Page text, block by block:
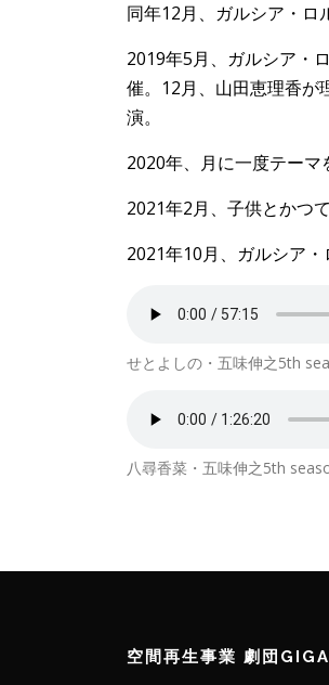
同年12月、ガルシア・ロ
2019年5月、ガルシア・
催。12月、山田恵理香が
演。
2020年、月に一度テーマ
2021年2月、子供とかつ
2021年10月、ガルシア
せとよしの・五味伸之5th
八尋香菜・五味伸之5th
空間再生事業 劇団GIGA